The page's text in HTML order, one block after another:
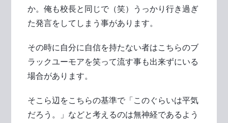
か。俺も校長と同じで（笑）うっかり行き過ぎ
た発言をしてしまう事があります。
その時に自分に自信を持たない者はこちらのブ
ラックユーモアを笑って流す事も出来ずにいる
場合があります。
そこら辺をこちらの基準で「このぐらいは平気
だろう。」などと考えるのは無神経であるよう